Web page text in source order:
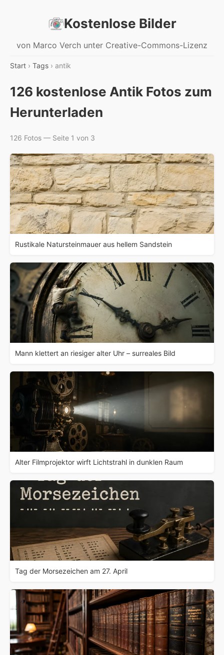
Kostenlose Bilder
von Marco Verch unter Creative-Commons-Lizenz
Start › Tags › antik
126 kostenlose Antik Fotos zum
Herunterladen
126 Fotos — Seite 1 von 3
Rustikale Natursteinmauer aus hellem Sandstein
Mann klettert an riesiger alter Uhr – surreales Bild
Alter Filmprojektor wirft Lichtstrahl in dunklen Raum
Tag der Morsezeichen am 27. April